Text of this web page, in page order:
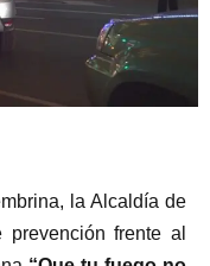
la Alcaldía de
frente al